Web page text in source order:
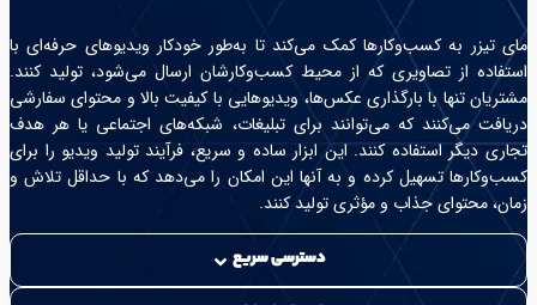
مای تیزر به کسب‌وکارها کمک می‌کند تا به‌طور خودکار ویدیوهای حرفه‌ای با
استفاده از تصاویری که از محیط کسب‌وکارشان ارسال می‌شود، تولید کنند.
مشتریان تنها با بارگذاری عکس‌ها، ویدیوهایی با کیفیت بالا و محتوای سفارشی
دریافت می‌کنند که می‌توانند برای تبلیغات، شبکه‌های اجتماعی یا هر هدف
تجاری دیگر استفاده کنند. این ابزار ساده و سریع، فرآیند تولید ویدیو را برای
کسب‌وکارها تسهیل کرده و به آنها این امکان را می‌دهد که با حداقل تلاش و
زمان، محتوای جذاب و مؤثری تولید کنند.
دسترسی سریع